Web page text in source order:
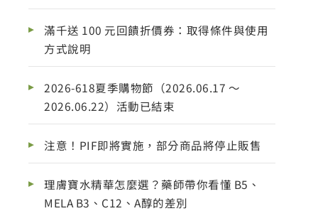
滿千送 100 元回饋折價券：取得條件與使用
方式說明
2026-618夏季購物節（2026.06.17 ～
2026.06.22）活動已結束
注意！PIF即將實施，部分商品將停止販售
理膚寶水精華怎麼選？藥師帶你看懂 B5、
MELA B3、C12、A醇的差別